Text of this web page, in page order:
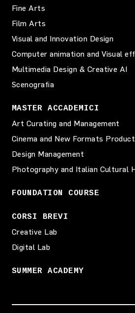
Fine Arts
Film Arts
Visual and Innovation Design
Computer animation and Visual
Multimedia Design & Creative AI
Scenografia
MASTER ACCADEMICI
Art Curating and Management
Cinema and New Formats
Design Management
Photography and Italian Cultural
FOUNDATION COURSE
CORSI BREVI
Creative Lab
Digital Lab
SUMMER ACADEMY